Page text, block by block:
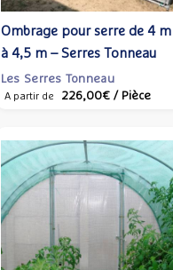
Ombrage pour serre de 4 m
à 4,5 m – Serres Tonneau
Les Serres Tonneau
A partir de 226,00€ / Pièce